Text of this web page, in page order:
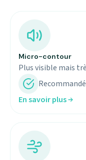
Micro-contour
Plus visible mais
En savoir plus